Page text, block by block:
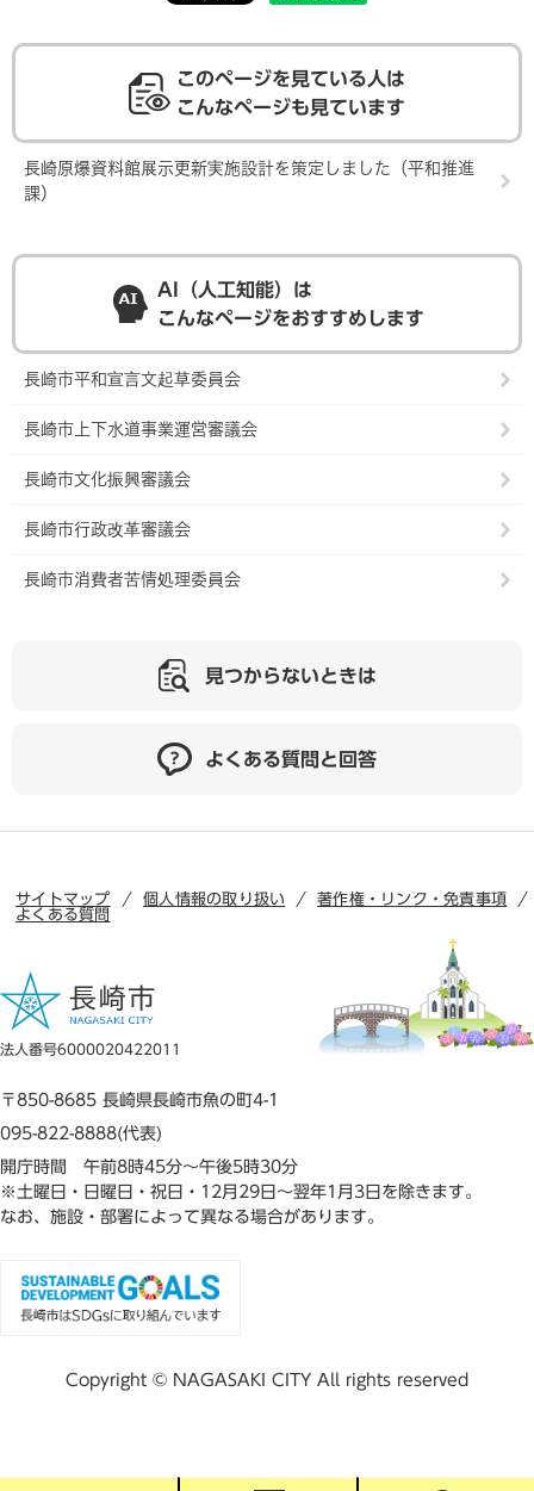
このページを見ている人は
こんなページも見ています
長崎原爆資料館展示更新実施設計を策定しました（平和推進
課）
AI（人工知能）は
こんなページをおすすめします
長崎市平和宣言文起草委員会
長崎市上下水道事業運営審議会
長崎市文化振興審議会
長崎市行政改革審議会
長崎市消費者苦情処理委員会
見つからないときは
よくある質問と回答
サイトマップ 個人情報の取り扱い
著作権・リンク・免責事項
よくある質問
法人番号6000020422011
〒850-8685 長崎県長崎市魚の町4-1
095-822-8888(代表)
開庁時間 午前8時45分～午後5時30分
※土曜日・日曜日・祝日・12月29日～翌年1月3日を除きます。
なお、施設・部署によって異なる場合があります。
Copyright © NAGASAKI CITY All rights reserved